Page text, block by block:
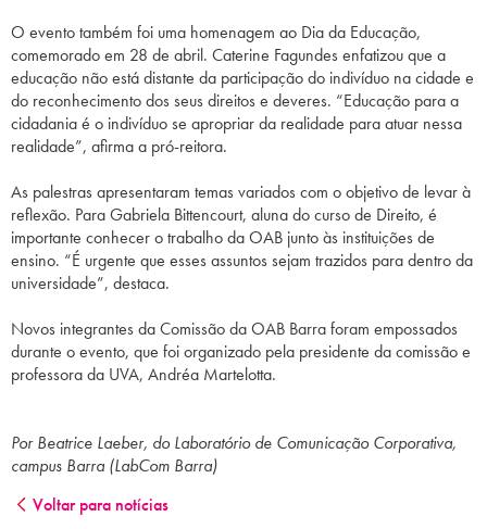
O evento também foi uma homenagem ao Dia da Educação,
comemorado em 28 de abril. Caterine Fagundes enfatizou que a
educação não está distante da participação do indivíduo na cidade e
do reconhecimento dos seus direitos e deveres. “Educação para a
cidadania é o indivíduo se apropriar da realidade para atuar nessa
realidade”, afirma a pró-reitora.
As palestras apresentaram temas variados com o objetivo de levar à
reflexão. Para Gabriela Bittencourt, aluna do curso de Direito, é
importante conhecer o trabalho da OAB junto às instituições de
ensino. “É urgente que esses assuntos sejam trazidos para dentro da
universidade”, destaca.
Novos integrantes da Comissão da OAB Barra foram empossados
durante o evento, que foi organizado pela presidente da comissão e
professora da UVA, Andréa Martelotta.
Por Beatrice Laeber, do Laboratório de Comunicação Corporativa,
campus Barra (LabCom Barra)
Voltar para notícias